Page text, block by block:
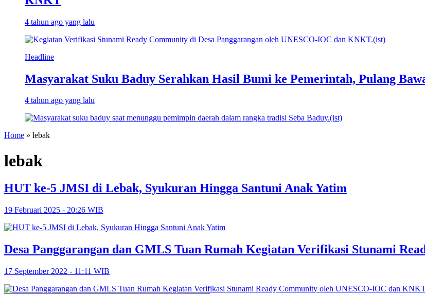
4 tahun ago yang lalu
Headline
Masyarakat Suku Baduy Serahkan Hasil Bumi ke Pemerintah, Pulang
4 tahun ago yang lalu
Home » lebak
lebak
HUT ke-5 JMSI di Lebak, Syukuran Hingga Santuni Anak Yatim
19 Februari 2025 - 20:26 WIB
Desa Panggarangan dan GMLS Tuan Rumah Kegiatan Verifikasi Stunami
17 September 2022 - 11:11 WIB